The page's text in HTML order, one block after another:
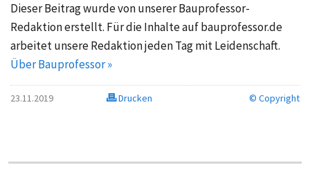
Dieser Beitrag wurde von unserer Bauprofessor-
Redaktion erstellt. Für die Inhalte auf bauprofessor.de
arbeitet unsere Redaktion jeden Tag mit Leidenschaft.
Über Bauprofessor »
23.11.2019 Drucken © Copyright